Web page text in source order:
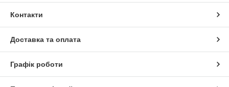
Контакти
Доставка та оплата
Графік роботи